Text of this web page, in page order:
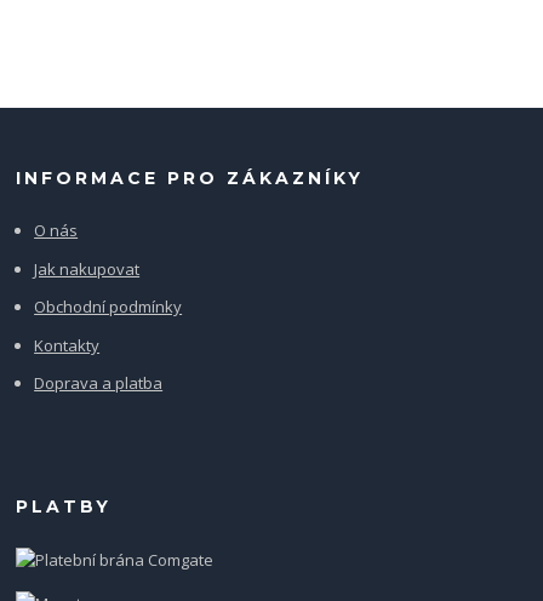
INFORMACE PRO ZÁKAZNÍKY
O nás
Jak nakupovat
Obchodní podmínky
Kontakty
Doprava a platba
PLATBY